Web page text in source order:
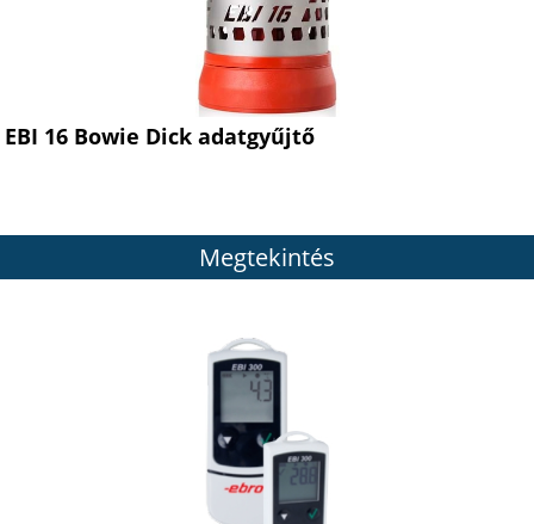
EBI 16 Bowie Dick adatgyűjtő
Megtekintés